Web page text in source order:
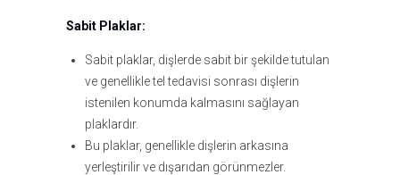
Sabit Plaklar:
Sabit plaklar, dişlerde sabit bir şekilde tutulan
ve genellikle tel tedavisi sonrası dişlerin
istenilen konumda kalmasını sağlayan
plaklardır.
Bu plaklar, genellikle dişlerin arkasına
yerleştirilir ve dışarıdan görünmezler.